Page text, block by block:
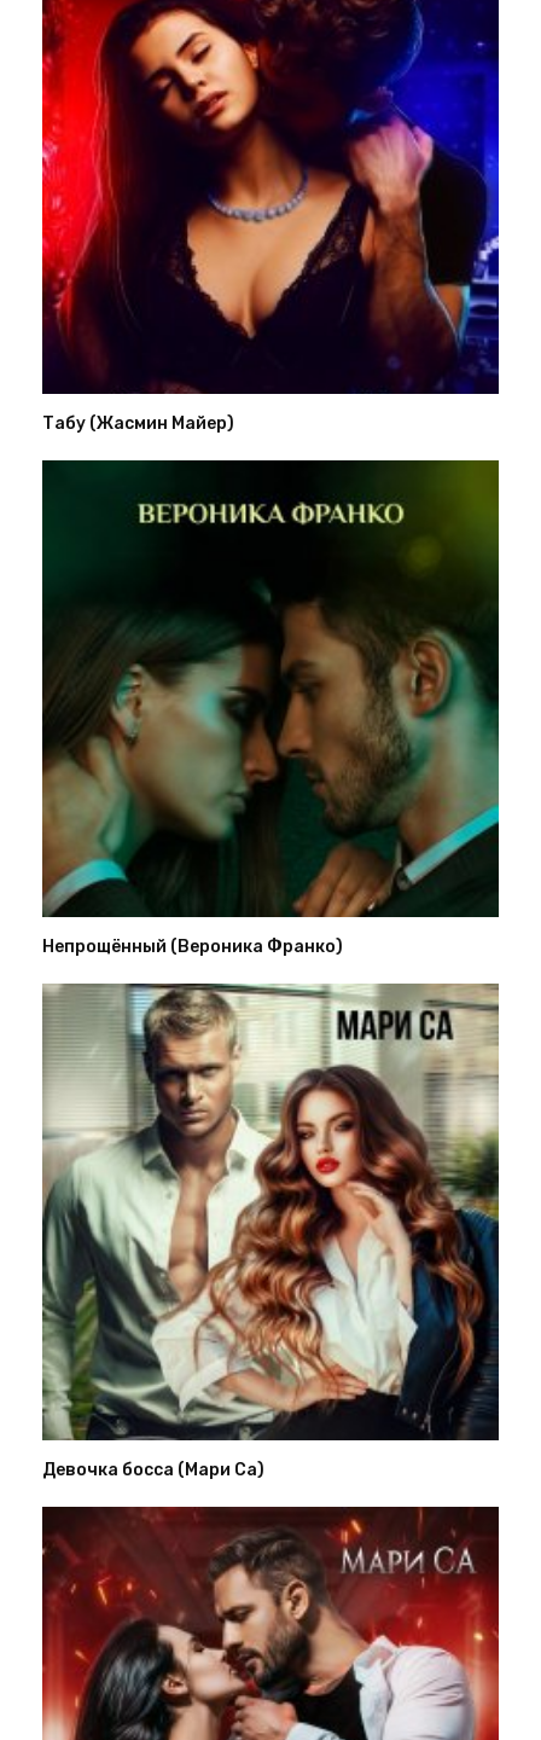
Табу (Жасмин Майер)
Непрощённый (Вероника Франко)
Девочка босса (Мари Са)